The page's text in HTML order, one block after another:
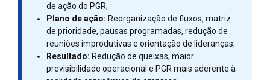
de ação do PGR;
Plano de ação: Reorganização de fluxos, matriz
de prioridade, pausas programadas, redução de
reuniões improdutivas e orientação de lideranças;
Resultado: Redução de queixas, maior
previsibilidade operacional e PGR mais aderente à